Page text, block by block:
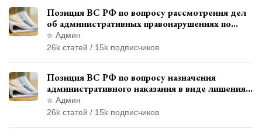
Позиция ВС РФ по вопросу рассмотрения дел
об административных правонарушениях по
месту жительства и сроков давности
привлечения к ответственности
Админ
26k статей / 15k подписчиков
Позиция ВС РФ по вопросу назначения
административного наказания в виде лишения
права управления транспортными средствами
Админ
26k статей / 15k подписчиков